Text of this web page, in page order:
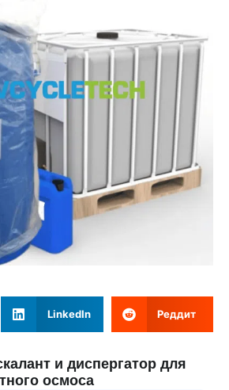
LinkedIn Реддит
и диспергатор для
осмоса